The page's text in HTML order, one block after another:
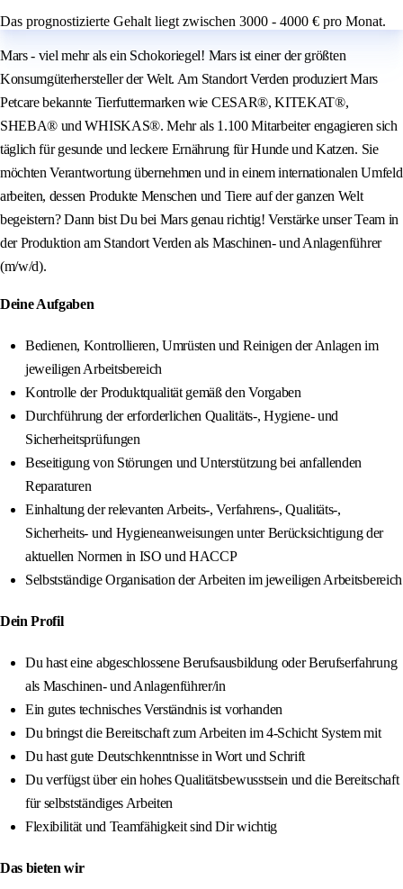
Das prognostizierte Gehalt liegt zwischen 3000 - 4000 € pro Monat.
Mars - viel mehr als ein Schokoriegel! Mars ist einer der größten
Konsumgüterhersteller der Welt. Am Standort Verden produziert Mars
Petcare bekannte Tierfuttermarken wie CESAR®, KITEKAT®,
SHEBA® und WHISKAS®. Mehr als 1.100 Mitarbeiter engagieren sich
täglich für gesunde und leckere Ernährung für Hunde und Katzen. Sie
möchten Verantwortung übernehmen und in einem internationalen Umfeld
arbeiten, dessen Produkte Menschen und Tiere auf der ganzen Welt
begeistern? Dann bist Du bei Mars genau richtig! Verstärke unser Team in
der Produktion am Standort Verden als Maschinen- und Anlagenführer
(m/w/d).
Deine Aufgaben
Bedienen, Kontrollieren, Umrüsten und Reinigen der Anlagen im
jeweiligen Arbeitsbereich
Kontrolle der Produktqualität gemäß den Vorgaben
Durchführung der erforderlichen Qualitäts-, Hygiene- und
Sicherheitsprüfungen
Beseitigung von Störungen und Unterstützung bei anfallenden
Reparaturen
Einhaltung der relevanten Arbeits-, Verfahrens-, Qualitäts-,
Sicherheits- und Hygieneanweisungen unter Berücksichtigung der
aktuellen Normen in ISO und HACCP
Selbstständige Organisation der Arbeiten im jeweiligen Arbeitsbereich
Dein Profil
Du hast eine abgeschlossene Berufsausbildung oder Berufserfahrung
als Maschinen- und Anlagenführer/in
Ein gutes technisches Verständnis ist vorhanden
Du bringst die Bereitschaft zum Arbeiten im 4-Schicht System mit
Du hast gute Deutschkenntnisse in Wort und Schrift
Du verfügst über ein hohes Qualitätsbewusstsein und die Bereitschaft
für selbstständiges Arbeiten
Flexibilität und Teamfähigkeit sind Dir wichtig
Das bieten wir